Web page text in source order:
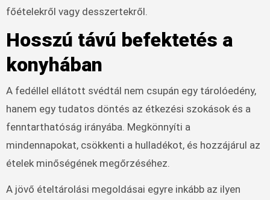
főételekről vagy desszertekről.
Hosszú távú befektetés a
konyhában
A fedéllel ellátott svédtál nem csupán egy tárolóedény,
hanem egy tudatos döntés az étkezési szokások és a
fenntarthatóság irányába. Megkönnyíti a
mindennapokat, csökkenti a hulladékot, és hozzájárul az
ételek minőségének megőrzéséhez.
A jövő ételtárolási megoldásai egyre inkább az ilyen